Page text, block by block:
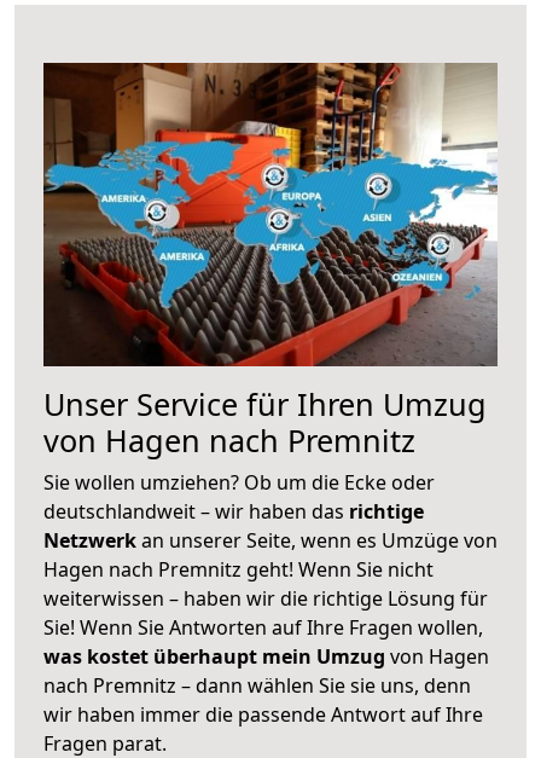
Unser Service für Ihren Umzug
von Hagen nach Premnitz
Sie wollen umziehen? Ob um die Ecke oder
deutschlandweit – wir haben das richtige
Netzwerkan unserer Seite, wenn es Umzüge von
Hagen nach Premnitz geht! Wenn Sie nicht
weiterwissen – haben wir die richtige Lösung für
Sie! Wenn Sie Antworten auf Ihre Fragen wollen,
was kostet überhaupt mein Umzug von Hagen
nach Premnitz – dann wählen Sie sie uns, denn
wir haben immer die passende Antwort auf Ihre
Fragen parat.